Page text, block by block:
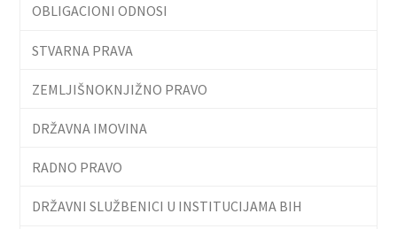
OBLIGACIONI ODNOSI
STVARNA PRAVA
ZEMLJIŠNOKNJIŽNO PRAVO
DRŽAVNA IMOVINA
RADNO PRAVO
DRŽAVNI SLUŽBENICI U INSTITUCIJAMA BIH